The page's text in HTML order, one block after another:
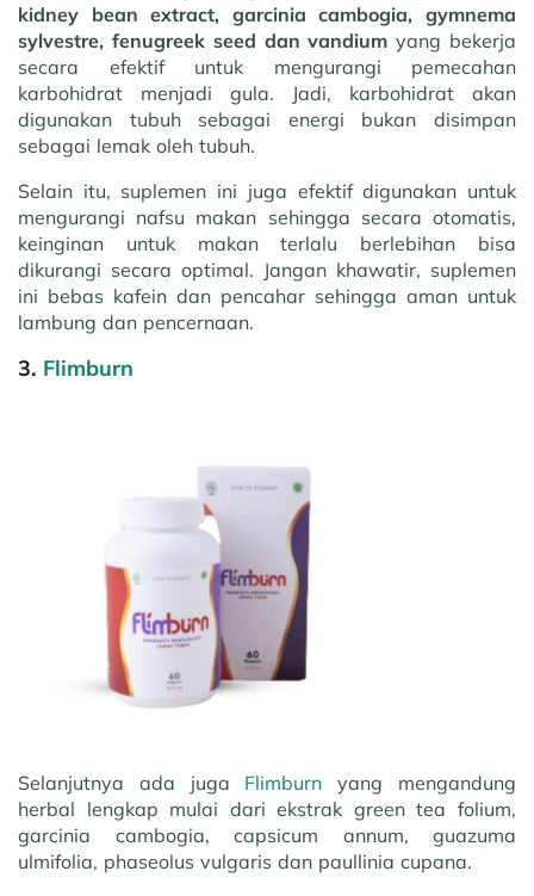
kidney bean extract, garcinia cambogia, gymnema
sylvestre, fenugreek seed dan vandium yang bekerja
secara efektif untuk mengurangi pemecahan
karbohidrat menjadi gula. Jadi, karbohidrat akan
digunakan tubuh sebagai energi bukan disimpan
sebagai lemak oleh tubuh.
Selain itu, suplemen ini juga efektif digunakan untuk
mengurangi nafsu makan sehingga secara otomatis,
keinginan untuk makan terlalu berlebihan bisa
dikurangi secara optimal. Jangan khawatir, suplemen
ini bebas kafein dan pencahar sehingga aman untuk
lambung dan pencernaan.
3. Flimburn
Selanjutnya ada juga Flimburn yang mengandung
herbal lengkap mulai dari ekstrak green tea folium,
garcinia cambogia, capsicum annum, guazuma
ulmifolia, phaseolus vulgaris dan paullinia cupana.